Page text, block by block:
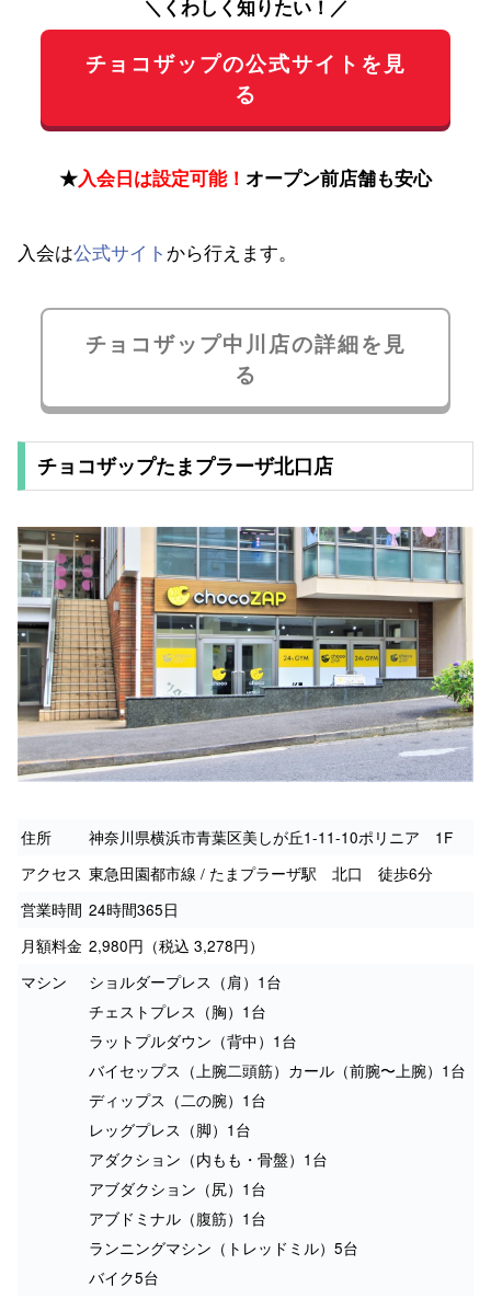
＼くわしく知りたい！／
チョコザップの公式サイトを見
る
★入会日は設定可能！ オープン前店舗も安心
入会は公式サイト から行えます。
チョコザップ中川店の詳細を見
る
チョコザップたまプラーザ北口店
住所
神奈川県横浜市青葉区美しが丘1-11-10ポリニア 1F
アクセス 東急田園都市線 / たまプラーザ駅 北口 徒歩6分
営業時間 24時間365日
月額料金 2,980円（税込 3,278円）
マシン
ショルダープレス（肩）1台
チェストプレス（胸）1台
ラットプルダウン（背中）1台
バイセップス（上腕二頭筋）カール（前腕〜上腕）1台
ディップス（二の腕）1台
レッグプレス（脚）1台
アダクション（内もも・骨盤）1台
アブダクション（尻）1台
アブドミナル（腹筋）1台
ランニングマシン（トレッドミル）5台
バイク5台